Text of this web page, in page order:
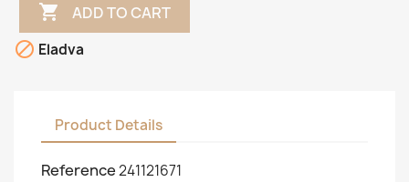
 ADD TO CART
 Eladva
Product Details
Reference241121671